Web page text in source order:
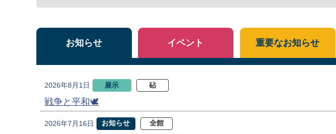
お知らせ
2026年8月1日 展示 砧
戦争と平和🕊
2026年7月16日 お知らせ 全館
イベント 重要なお知らせ